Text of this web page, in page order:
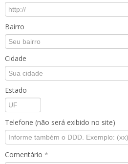
Bairro
Cidade
Estado
Telefone (não será exibido no site)
Comentário *